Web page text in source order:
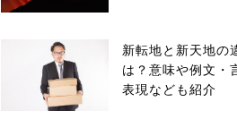
新転地と新天地の
は？意味や例文・
表現なども紹介